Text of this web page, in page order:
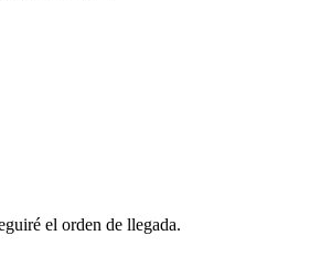
el orden de llegada.